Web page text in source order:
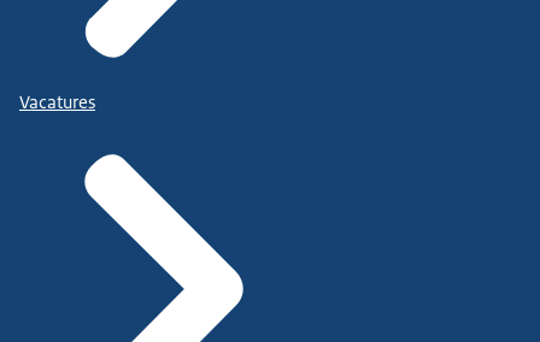
Vacatures